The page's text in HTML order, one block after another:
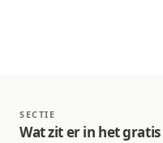
SECTIE
Wat zit er in het